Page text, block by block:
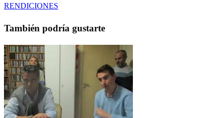
entradas
siguiente
RENDICIONES
También podría gustarte